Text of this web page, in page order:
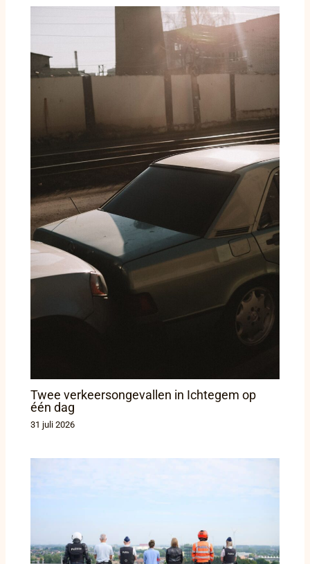
Twee verkeersongevallen in Ichtegem op
één dag
31 juli 2026